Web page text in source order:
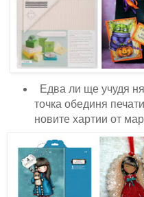
Едва ли ще учудя
точка обединя
новите хартии от